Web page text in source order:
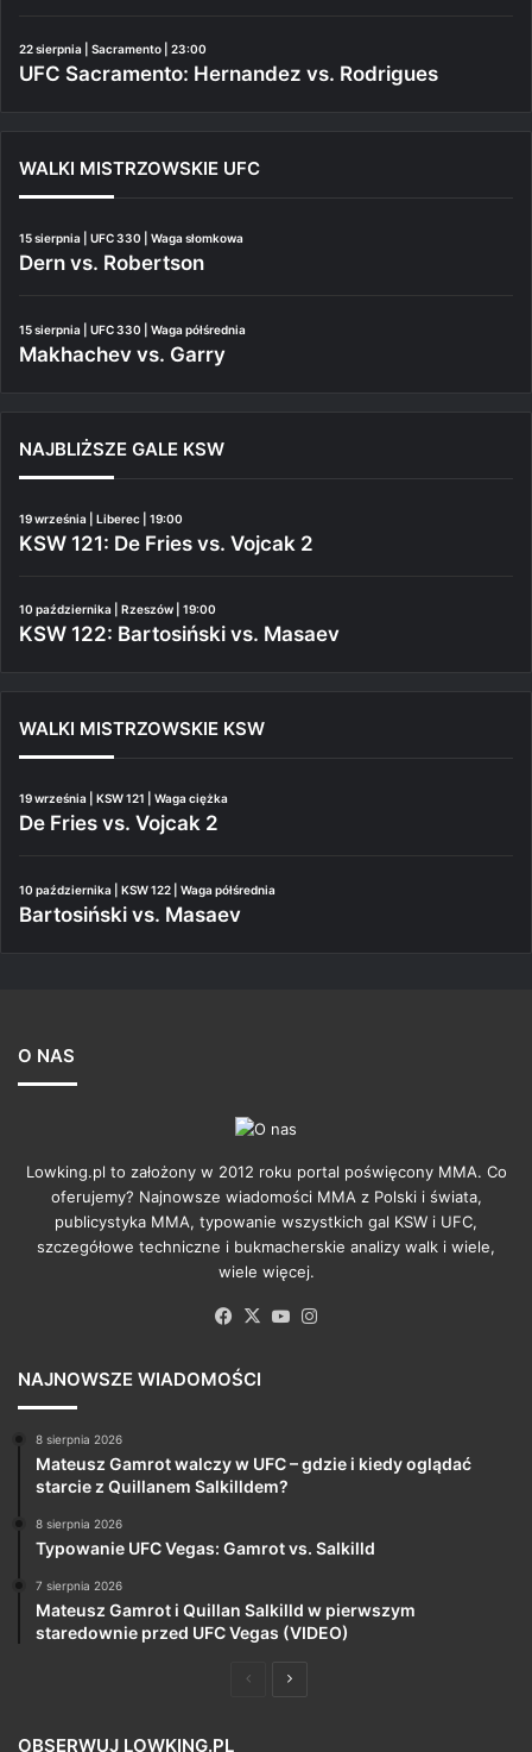
22 sierpnia | Sacramento | 23:00
UFC Sacramento: Hernandez vs. Rodrigues
WALKI MISTRZOWSKIE UFC
15 sierpnia | UFC 330 | Waga słomkowa
Dern vs. Robertson
15 sierpnia | UFC 330 | Waga półśrednia
Makhachev vs. Garry
NAJBLIŻSZE GALE KSW
19 września | Liberec | 19:00
KSW 121: De Fries vs. Vojcak 2
10 października | Rzeszów | 19:00
KSW 122: Bartosiński vs. Masaev
WALKI MISTRZOWSKIE KSW
19 września | KSW 121 | Waga ciężka
De Fries vs. Vojcak 2
10 października | KSW 122 | Waga półśrednia
Bartosiński vs. Masaev
O NAS
Lowking.pl to założony w 2012 roku portal poświęcony MMA. Co
oferujemy? Najnowsze wiadomości MMA z Polski i świata,
publicystyka MMA, typowanie wszystkich gal KSW i UFC,
szczegółowe techniczne i bukmacherskie analizy walk i wiele,
wiele więcej.
Facebook
X YouTube
NAJNOWSZE WIADOMOŚCI
8 sierpnia 2026
Mateusz Gamrot walczy w UFC – gdzie i kiedy oglądać
starcie z Quillanem Salkilldem?
8 sierpnia 2026
Typowanie UFC Vegas: Gamrot vs. Salkilld
7 sierpnia 2026
Mateusz Gamrot i Quillan Salkilld w pierwszym
staredownie przed UFC Vegas (VIDEO)
PoprzedniaNastępna
OBSERWUJ LOWKING.PL